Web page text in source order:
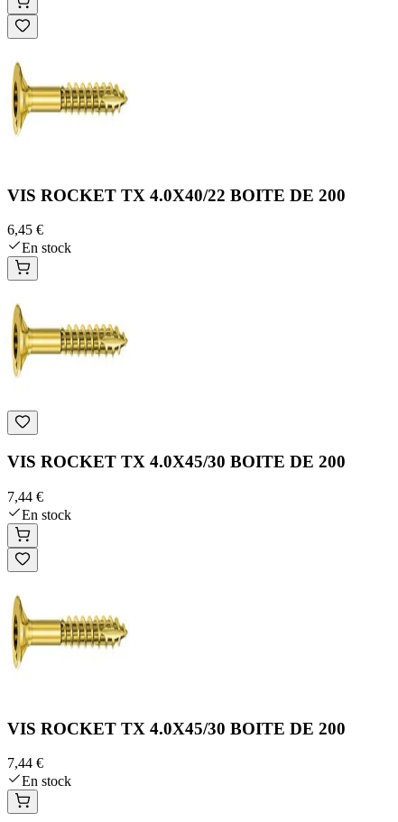
VIS ROCKET TX 4.0X40/22 BOITE DE 200
6,45 €
En stock
VIS ROCKET TX 4.0X45/30 BOITE DE 200
7,44 €
En stock
VIS ROCKET TX 4.0X45/30 BOITE DE 200
7,44 €
En stock